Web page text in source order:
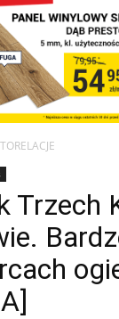
Trzech